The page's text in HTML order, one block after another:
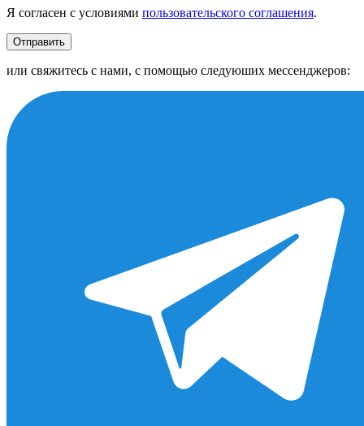
Я согласен с условиями пользовательского соглашения.
Отправить
или свяжитесь с нами, с помощью следуюших мессенджеров: